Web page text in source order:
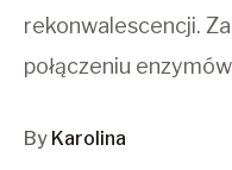
rekonwalescencji.
połączeniu
By Karolina